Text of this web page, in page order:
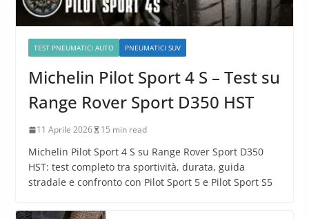
TEST PNEUMATICI AUTO PNEUMATICI SUV
Michelin Pilot Sport 4 S – Test su
Range Rover Sport D350 HST
11 Aprile 2026 15 min read
Michelin Pilot Sport 4 S su Range Rover Sport D350
HST: test completo tra sportività, durata, guida
stradale e confronto con Pilot Sport 5 e Pilot Sport S5